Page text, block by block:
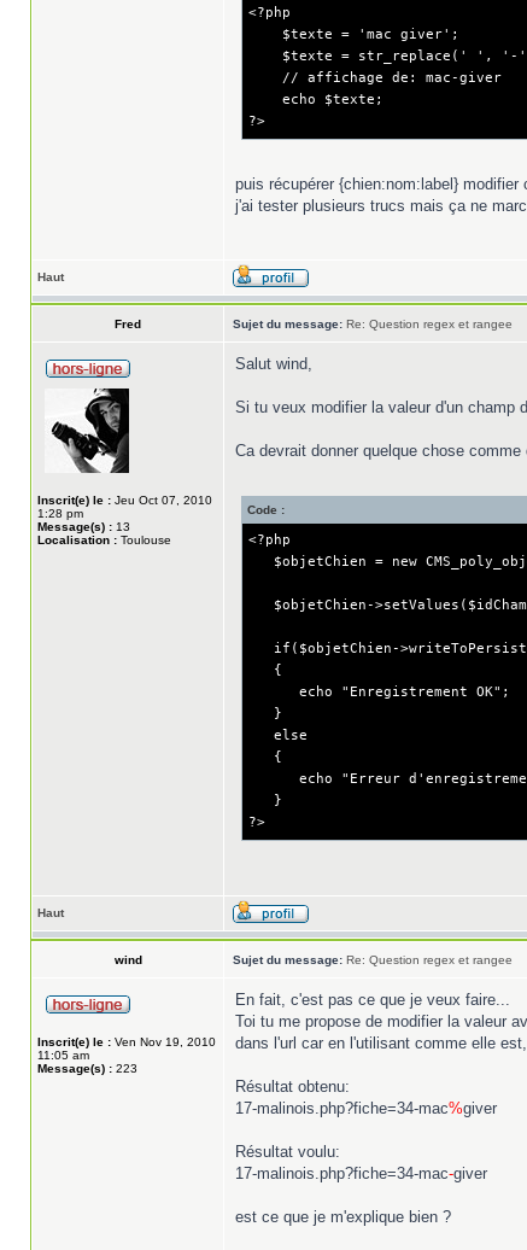
<?php
$texte = 'mac giver';
$texte = str_replace(' ', '-',
// affichage de: mac-giver
echo $texte;
?>
puis récupérer {chien:nom:label}
j'ai tester plusieurs trucs mais ça ne
Haut
Fred Sujet du message: Re: Question regex et rangee
Inscrit(e) le : Jeu Oct 07, 2010
1:28 pm
Message(s) : 13
Localisation : Toulouse
Salut wind,
Si tu veux modifier la valeur d'un champ
Ca devrait donner quelque chose comme
Code :
<?php
$objetChien = new
$objetChien-
if($objetChien-
{
echo "Enregistrement OK";
}
else
{
echo "Erreur
}
?>
Haut
wind Sujet du message: Re: Question regex et rangee
Inscrit(e) le : Ven Nov 19, 2010
11:05 am
Message(s) : 223
En fait, c'est pas ce que je veux faire...
Toi tu me propose de modifier la valeur
dans l'url car en l'utilisant comme elle
Résultat obtenu:
17-malinois.php?fiche=34-mac%giver
Résultat voulu:
17-malinois.php?fiche=34-mac-giver
est ce que je m'explique bien ?